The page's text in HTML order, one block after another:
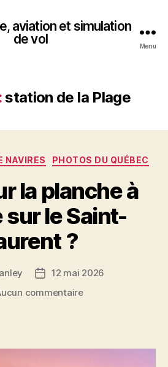
aviation et simulation
de vol
Menu
station de la Plage
Catégories
NAVIRES PHOTOS DU QUÉBEC
la planche à
sur le Saint-
?
Date12 mai 2026
commentairesur